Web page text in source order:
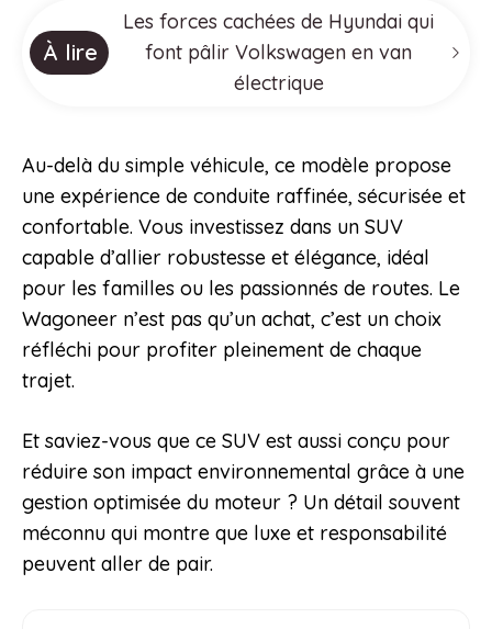
À lire
Les forces cachées de Hyundai qui
font pâlir Volkswagen en van
électrique
Au-delà du simple véhicule, ce modèle propose
une expérience de conduite raffinée, sécurisée et
confortable. Vous investissez dans un SUV
capable d’allier robustesse et élégance, idéal
pour les familles ou les passionnés de routes. Le
Wagoneer n’est pas qu’un achat, c’est un choix
réfléchi pour profiter pleinement de chaque
trajet.
Et saviez-vous que ce SUV est aussi conçu pour
réduire son impact environnemental grâce à une
gestion optimisée du moteur ? Un détail souvent
méconnu qui montre que luxe et responsabilité
peuvent aller de pair.